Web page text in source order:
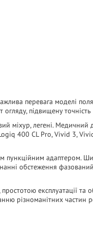
перевага моделі
підвищену
міхур, легені. Медичний
400 CL Pro, Vivid 3,
пункційним адаптером.
обстеження
експлуатації та
різноманітних частин